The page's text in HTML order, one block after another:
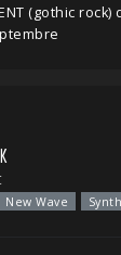
(gothic rock)
New Wave